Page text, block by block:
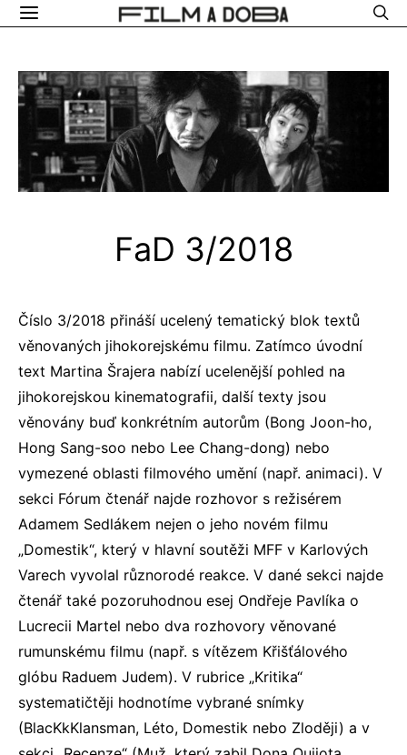
FaD 3/2018
Číslo 3/2018 přináší ucelený tematický blok textů
věnovaných jihokorejskému filmu. Zatímco úvodní
text Martina Šrajera nabízí ucelenější pohled na
jihokorejskou kinematografii, další texty jsou
věnovány buď konkrétním autorům (Bong Joon-ho,
Hong Sang-soo nebo Lee Chang-dong) nebo
vymezené oblasti filmového umění (např. animaci). V
sekci Fórum čtenář najde rozhovor s režisérem
Adamem Sedlákem nejen o jeho novém filmu
„Domestik“, který v hlavní soutěži MFF v Karlových
Varech vyvolal různorodé reakce. V dané sekci najde
čtenář také pozoruhodnou esej Ondřeje Pavlíka o
Lucrecii Martel nebo dva rozhovory věnované
rumunskému filmu (např. s vítězem Křišťálového
glóbu Raduem Judem). V rubrice „Kritika“
systematičtěji hodnotíme vybrané snímky
(BlacKkKlansman, Léto, Domestik nebo Zloději) a v